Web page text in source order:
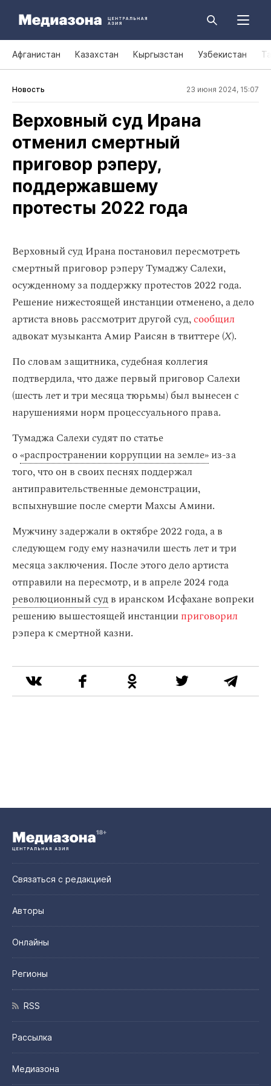
Афганистан Казахстан Кыргызстан Узбекистан
Новость 23 июня 2024, 15:07
Верховный суд Ирана
отменил смертный
приговор рэперу,
поддержавшему
протесты 2022 года
Верховный суд Ирана постановил пересмотреть
смертный приговор рэперу Тумаджу Салехи,
осужденному за поддержку протестов 2022 года.
Решение нижестоящей инстанции отменено, а дело
артиста вновь рассмотрит другой суд,сообщил
адвокат музыканта Амир Раисян в твиттере (Х).
По словам защитника, судебная коллегия
подтвердила, что даже первый приговор Салехи
(шесть лет и три месяца тюрьмы) был вынесен с
нарушениями норм процессуального права.
Тумаджа Салехи судят по статье
о«распространении коррупции на земле»из-за
того, что он в своих песнях поддержал
антиправительственные демонстрации,
вспыхнувшие после смерти Махсы Амини.
Мужчину задержали в октябре 2022 года, а в
следующем году ему назначили шесть лет и три
месяца заключения. После этого дело артиста
отправили на пересмотр, и в апреле 2024 года
революционный судв иранском Исфахане вопреки
решению вышестоящей инстанцииприговорил
рэпера к смертной казни.
Связаться с редакцией
Авторы
Онлайны
Регионы
RSS
Рассылка
Медиазона